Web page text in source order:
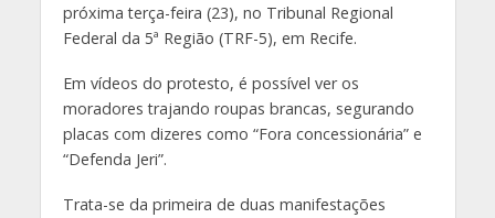
próxima terça-feira (23), no Tribunal Regional
Federal da 5ª Região (TRF-5), em Recife.
Em vídeos do protesto, é possível ver os
moradores trajando roupas brancas, segurando
placas com dizeres como “Fora concessionária” e
“Defenda Jeri”.
Trata-se da primeira de duas manifestações